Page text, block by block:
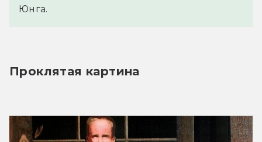
Юнга.
Проклятая картина